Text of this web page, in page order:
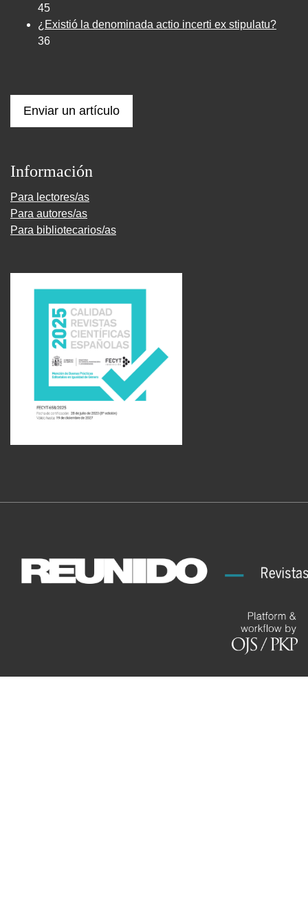
45
¿Existió la denominada actio incerti ex stipulatu?
36
Enviar un artículo
Información
Para lectores/as
Para autores/as
Para bibliotecarios/as